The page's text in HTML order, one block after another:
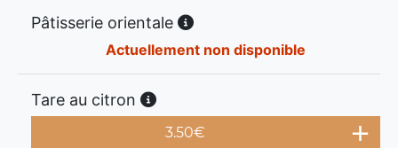
Pâtisserie orientale
Actuellement non disponible
Tare au citron
3.50€